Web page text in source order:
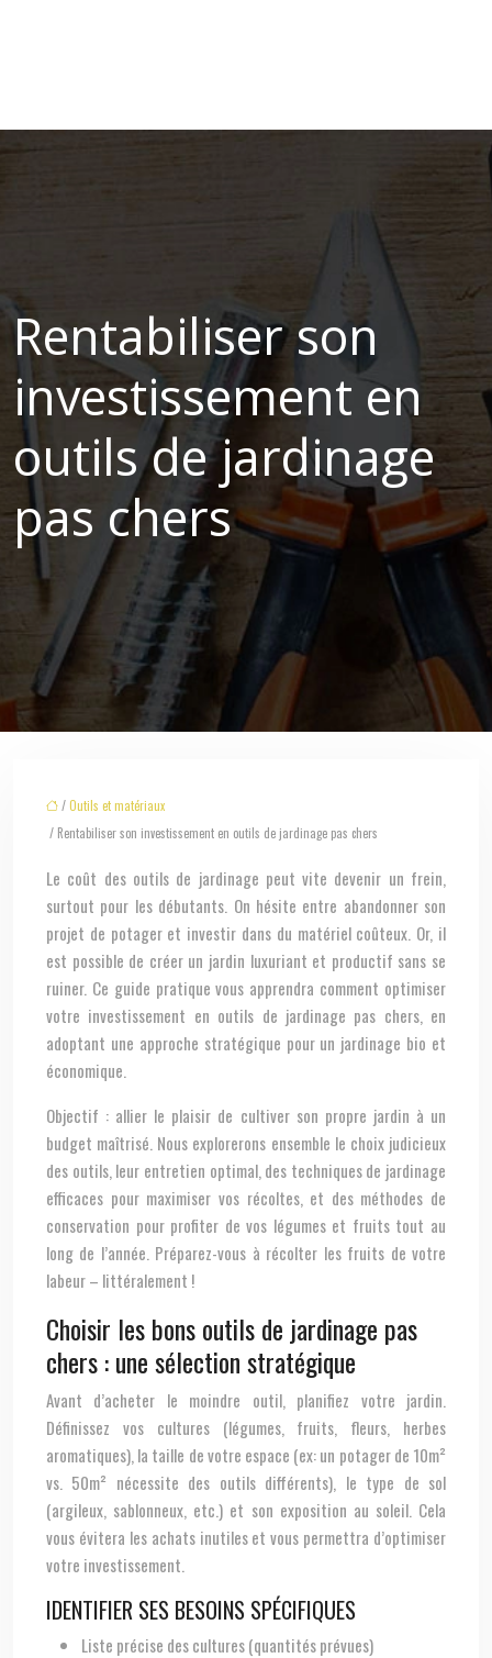
Rentabiliser son
investissement en
outils de jardinage
pas chers
/Outils et matériaux
/ Rentabiliser son investissement en outils de jardinage pas chers
Le coût des outils de jardinage peut vite devenir un frein,
surtout pour les débutants. On hésite entre abandonner son
projet de potager et investir dans du matériel coûteux. Or, il
est possible de créer un jardin luxuriant et productif sans se
ruiner. Ce guide pratique vous apprendra comment optimiser
votre investissement en outils de jardinage pas chers, en
adoptant une approche stratégique pour un jardinage bio et
économique.
Objectif : allier le plaisir de cultiver son propre jardin à un
budget maîtrisé. Nous explorerons ensemble le choix judicieux
des outils, leur entretien optimal, des techniques de jardinage
efficaces pour maximiser vos récoltes, et des méthodes de
conservation pour profiter de vos légumes et fruits tout au
long de l’année. Préparez-vous à récolter les fruits de votre
labeur – littéralement !
Choisir les bons outils de jardinage pas
chers : une sélection stratégique
Avant d’acheter le moindre outil, planifiez votre jardin.
Définissez vos cultures (légumes, fruits, fleurs, herbes
aromatiques), la taille de votre espace (ex: un potager de 10m²
vs. 50m² nécessite des outils différents), le type de sol
(argileux, sablonneux, etc.) et son exposition au soleil. Cela
vous évitera les achats inutiles et vous permettra d’optimiser
votre investissement.
IDENTIFIER SES BESOINS SPÉCIFIQUES
Liste précise des cultures (quantités prévues)